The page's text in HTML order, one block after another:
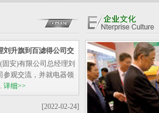
刘升旗到百滤得公司交
安)有限公司总经理刘
参观交流，并就电器领
详细>>
[2022-02-24]